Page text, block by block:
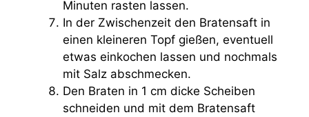
Minuten rasten lassen.
In der Zwischenzeit den Bratensaft in
einen kleineren Topf gießen, eventuell
etwas einkochen lassen und nochmals
mit Salz abschmecken.
Den Braten in 1 cm dicke Scheiben
schneiden und mit dem Bratensaft